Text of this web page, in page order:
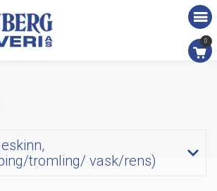
0
tromling/ vask/rens)